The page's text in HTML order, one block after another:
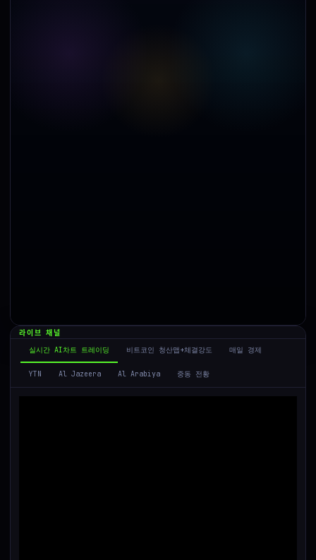
라이브 채널
실시간 AI차트 트레이딩 비트코인 청산맵+체결강도 매일 경제
YTN Al Jazeera Al Arabiya 중동 전황